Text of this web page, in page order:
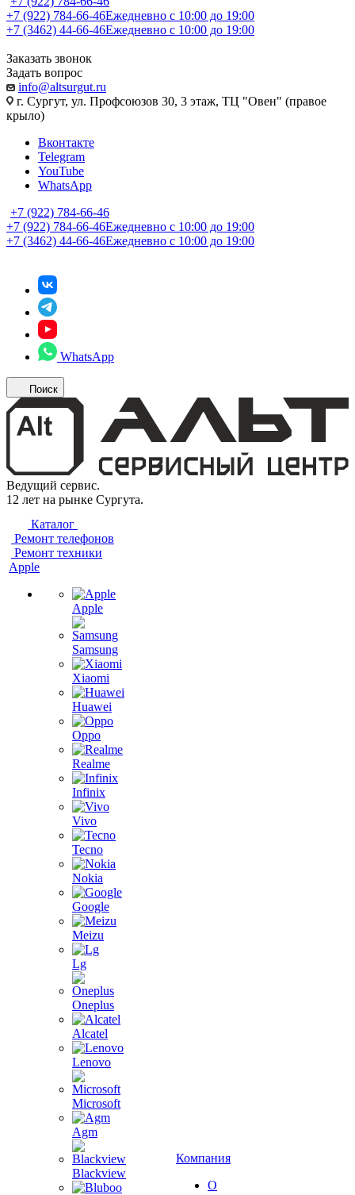
+7 (922) 784-66-46Ежедневно с 10:00 до 19:00
+7 (3462) 44-66-46Ежедневно с 10:00 до 19:00
Заказать звонок
Задать вопрос
info@altsurgut.ru
г. Сургут, ул. Профсоюзов 30, 3 этаж, ТЦ "Овен" (правое
крыло)
Вконтакте
Telegram
YouTube
WhatsApp
+7 (922) 784-66-46
+7 (922) 784-66-46Ежедневно с 10:00 до 19:00
+7 (3462) 44-66-46Ежедневно с 10:00 до 19:00
WhatsApp
Поиск
Ведущий сервис.
12 лет на рынке Сургута.
Каталог
Ремонт телефонов
Ремонт техники
Apple
Apple
Samsung
Xiaomi
Huawei
Oppo
Realme
Infinix
Vivo
Tecno
Nokia
Google
Meizu
Lg
Oneplus
Alcatel
Lenovo
Microsoft
Agm
Blackview
Компания
О